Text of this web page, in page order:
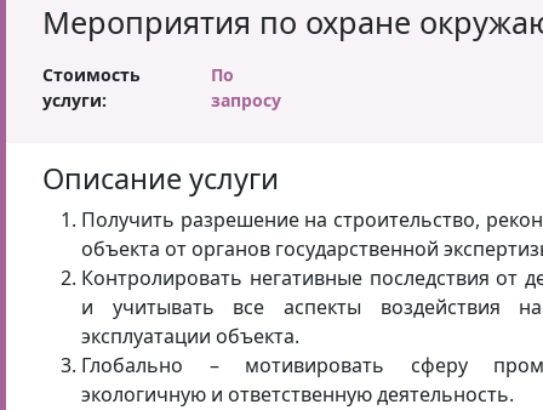
Мероприятия по охране
Стоимость
услуги:
По
запросу
Описание услуги
Получить разрешение на строительство,
объекта от органов государственной
Контролировать негативные последствия от
и учитывать все аспекты воздействия
эксплуатации объекта.
Глобально – мотивировать сферу
экологичную и ответственную деятельность.